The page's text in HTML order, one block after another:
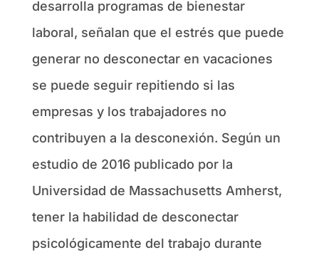
desarrolla programas de bienestar
laboral, señalan que el estrés que puede
generar no desconectar en vacaciones
se puede seguir repitiendo si las
empresas y los trabajadores no
contribuyen a la desconexión. Según un
estudio de 2016 publicado por la
Universidad de Massachusetts Amherst,
tener la habilidad de desconectar
psicológicamente del trabajo durante